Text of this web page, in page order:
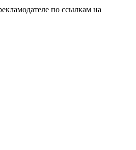
по ссылкам на